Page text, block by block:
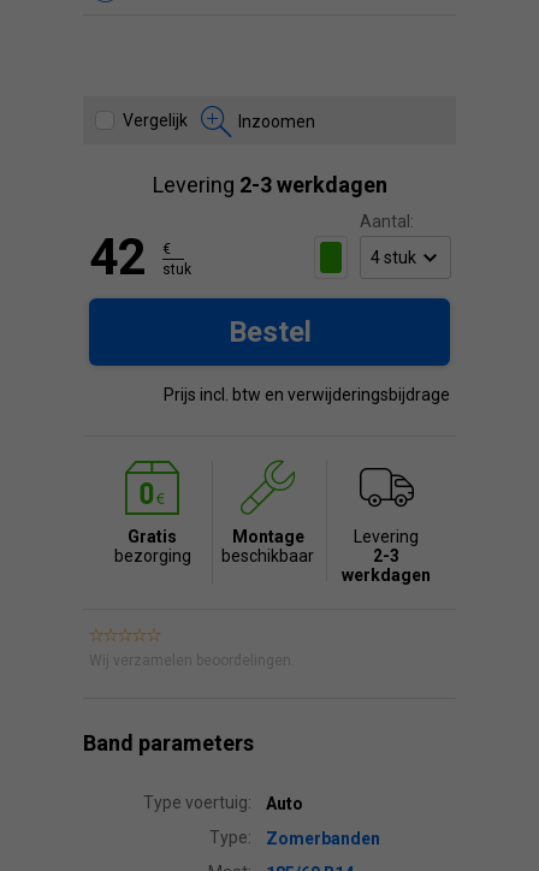
Vergelijk Inzoomen
Levering 2-3 werkdagen
Aantal:
42
€
stuk
Bestel
Prijs incl. btw en verwijderingsbijdrage
Gratis
bezorging
Montage
beschikbaar
Levering
2-3
werkdagen
Wij verzamelen beoordelingen.
Band parameters
Type voertuig:
Auto
Type:
Zomerbanden